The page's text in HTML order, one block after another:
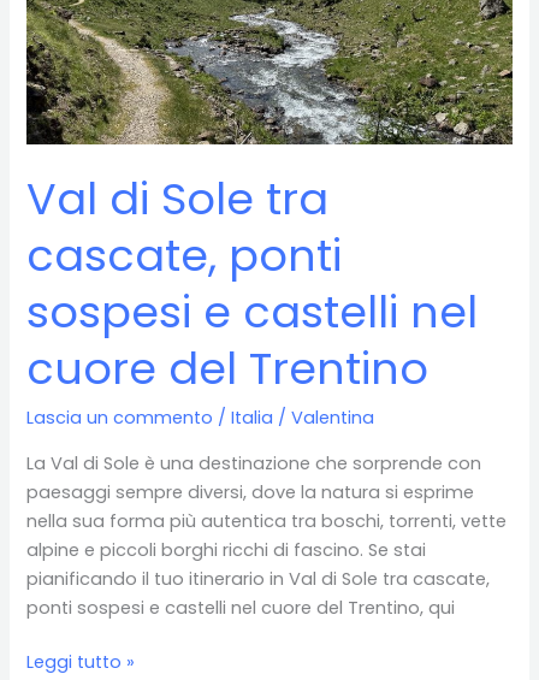
ciclabili
Val di Sole tra
cascate, ponti
sospesi e castelli nel
cuore del Trentino
Lascia un commento /Italia /Valentina
La Val di Sole è una destinazione che sorprende con
paesaggi sempre diversi, dove la natura si esprime
nella sua forma più autentica tra boschi, torrenti, vette
alpine e piccoli borghi ricchi di fascino. Se stai
pianificando il tuo itinerario in Val di Sole tra cascate,
ponti sospesi e castelli nel cuore del Trentino, qui
Val
Leggi tutto »